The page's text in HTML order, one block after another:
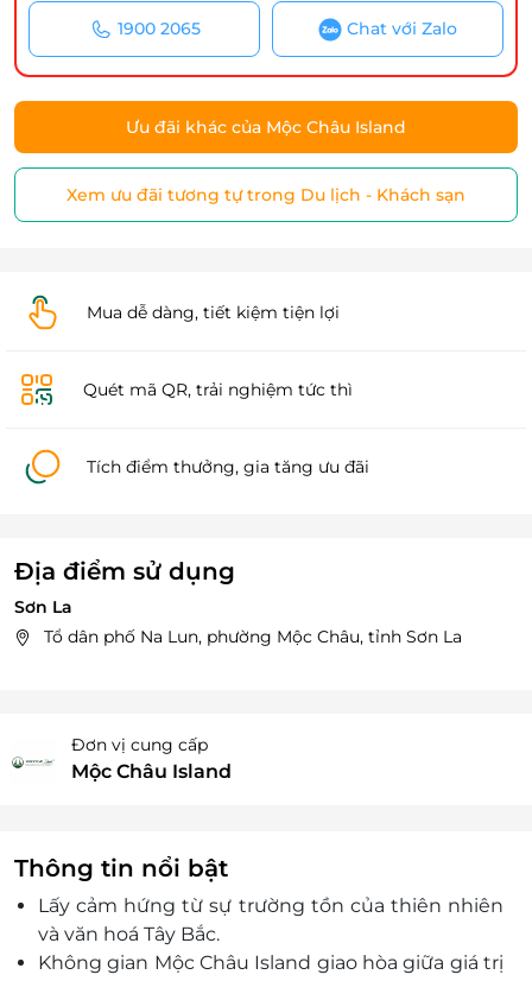
1900 2065 Chat với Zalo
Ưu đãi khác của Mộc Châu Island
Xem ưu đãi tương tự trong Du lịch - Khách sạn
Mua dễ dàng, tiết kiệm tiện lợi
Quét mã QR, trải nghiệm tức thì
Tích điểm thưởng, gia tăng ưu đãi
Địa điểm sử dụng
Sơn La
Tổ dân phố Na Lun, phường Mộc Châu, tỉnh Sơn La
Đơn vị cung cấp
Mộc Châu Island
Thông tin nổi bật
Lấy cảm hứng từ sự trường tồn của thiên nhiên
và văn hoá Tây Bắc.
Không gian Mộc Châu Island giao hòa giữa giá trị